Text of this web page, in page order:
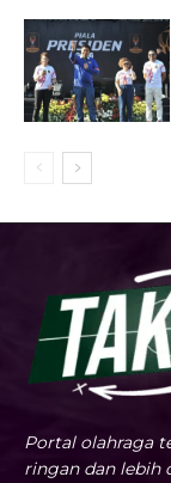
Portal olahraga
ringan dan lebih